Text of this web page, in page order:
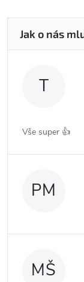
T
Vše super 👍
PM
MŠ